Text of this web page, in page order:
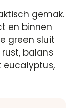
gemak.
en binnen
green sluit
balans
eucalyptus,